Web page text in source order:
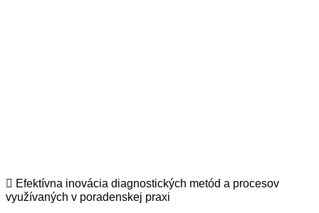
 Efektívna inovácia diagnostických metód a procesov
využívaných v poradenskej praxi